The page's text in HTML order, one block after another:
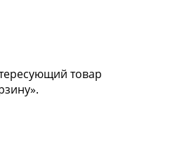
товар